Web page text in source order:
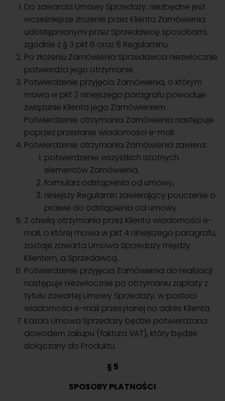
Do zawarcia Umowy Sprzedaży, niezbędne jest
wcześniejsze złożenie przez Klienta Zamówienia
udostępnionymi przez Sprzedawcę sposobami,
zgodnie z § 3 pkt 6 oraz 8 Regulaminu.
Po złożeniu Zamówienia Sprzedawca niezwłocznie
potwierdza jego otrzymanie.
Potwierdzenie przyjęcia Zamówienia, o którym
mowa w pkt 2 niniejszego paragrafu powoduje
związanie Klienta jego Zamówieniem.
Potwierdzenie otrzymania Zamówienia następuje
poprzez przesłanie wiadomości e-mail.
Potwierdzenie otrzymania Zamówienia zawiera:
potwierdzenie wszystkich istotnych
elementów Zamówienia,
formularz odstąpienia od umowy,
niniejszy Regulamin zawierający pouczenie o
prawie do odstąpienia od umowy.
Z chwilą otrzymania przez Klienta wiadomości e-
mail, o której mowa w pkt 4 niniejszego paragrafu,
zostaje zawarta Umowa Sprzedaży między
Klientem, a Sprzedawcą.
Potwierdzenie przyjęcia Zamówienia do realizacji
następuje niezwłocznie po otrzymaniu zapłaty z
tytułu zawartej Umowy Sprzedaży, w postaci
wiadomości e-mail przesyłanej na adres Klienta.
Każda Umowa Sprzedaży będzie potwierdzana
dowodem zakupu (faktura VAT), który będzie
dołączany do Produktu.
§ 5
SPOSOBY PŁATNOŚCI